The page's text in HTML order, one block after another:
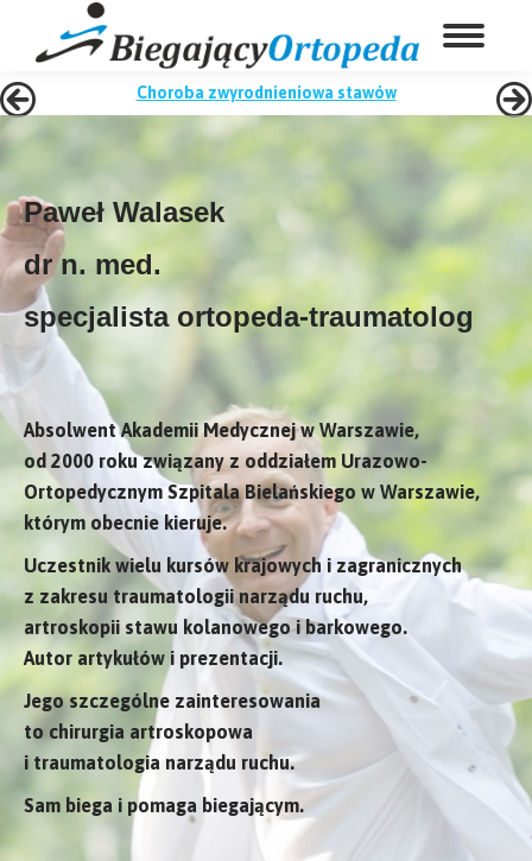
Choroba zwyrodnieniowa stawów
Paweł Walasek
dr n. med.
specjalista ortopeda-traumatolog
Absolwent Akademii Medycznej w Warszawie,
od 2000 roku związany z oddziałem Urazowo-
Ortopedycznym Szpitala Bielańskiego w Warszawie,
którym obecnie kieruje.
Uczestnik wielu kursów krajowych i zagranicznych
z zakresu traumatologii narządu ruchu,
artroskopii stawu kolanowego i barkowego.
Autor artykułów i prezentacji.
Jego szczególne zainteresowania
to chirurgia artroskopowa
i traumatologia narządu ruchu.
Sam biega i pomaga biegającym.